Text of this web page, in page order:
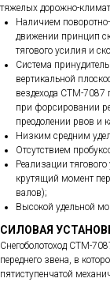
тяжелых дорожно-
Наличием
движении принцип
тягового усилия и
Система
вертикальной
вездехода СТМ-7087
при форсировании
преодолении рвов и
Низким средним
Отсутствием
Реализации
крутящий момент
валов);
Высокой удельной
СИЛОВАЯ
Снегоболотоход СТМ-
переднего звена, в
пятиступенчатой